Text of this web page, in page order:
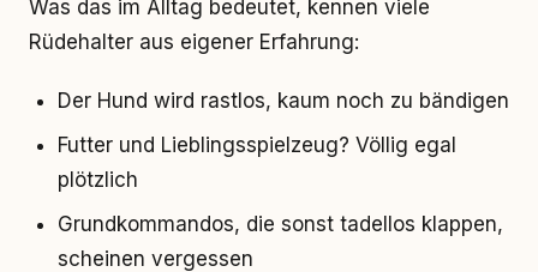
Was das im Alltag bedeutet, kennen viele
Rüdehalter aus eigener Erfahrung:
Der Hund wird rastlos, kaum noch zu bändigen
Futter und Lieblingsspielzeug? Völlig egal
plötzlich
Grundkommandos, die sonst tadellos klappen,
scheinen vergessen